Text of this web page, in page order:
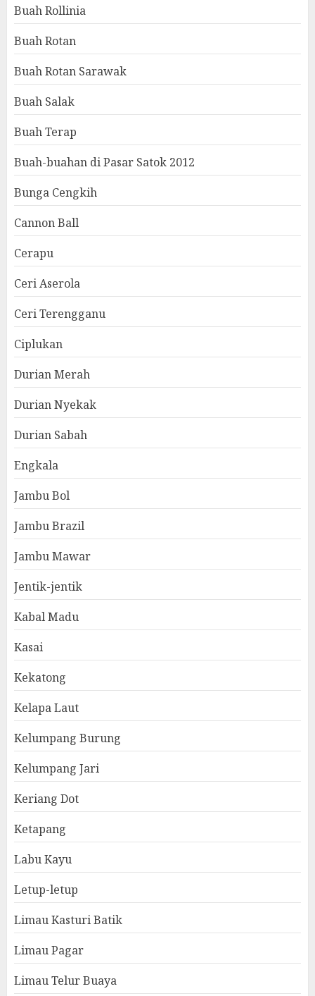
Buah Rollinia
Buah Rotan
Buah Rotan Sarawak
Buah Salak
Buah Terap
Buah-buahan di Pasar Satok 2012
Bunga Cengkih
Cannon Ball
Cerapu
Ceri Aserola
Ceri Terengganu
Ciplukan
Durian Merah
Durian Nyekak
Durian Sabah
Engkala
Jambu Bol
Jambu Brazil
Jambu Mawar
Jentik-jentik
Kabal Madu
Kasai
Kekatong
Kelapa Laut
Kelumpang Burung
Kelumpang Jari
Keriang Dot
Ketapang
Labu Kayu
Letup-letup
Limau Kasturi Batik
Limau Pagar
Limau Telur Buaya